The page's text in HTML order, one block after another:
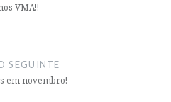
VMA!!
SEGUINTE
em novembro!